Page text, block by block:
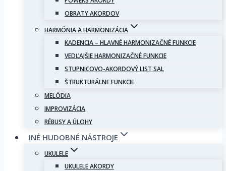
OBRATY AKORDOV
HARMÓNIA A HARMONIZÁCIA
KADENCIA – HLAVNÉ HARMONIZAČNÉ FUNKCIE
VEDĽAJŠIE HARMONIZAČNÉ FUNKCIE
STUPNICOVO-AKORDOVÝ LIST SAL
ŠTRUKTURÁLNE FUNKCIE
MELÓDIA
IMPROVIZÁCIA
RÉBUSY A ÚLOHY
INÉ HUDOBNÉ NÁSTROJE
UKULELE
UKULELE AKORDY